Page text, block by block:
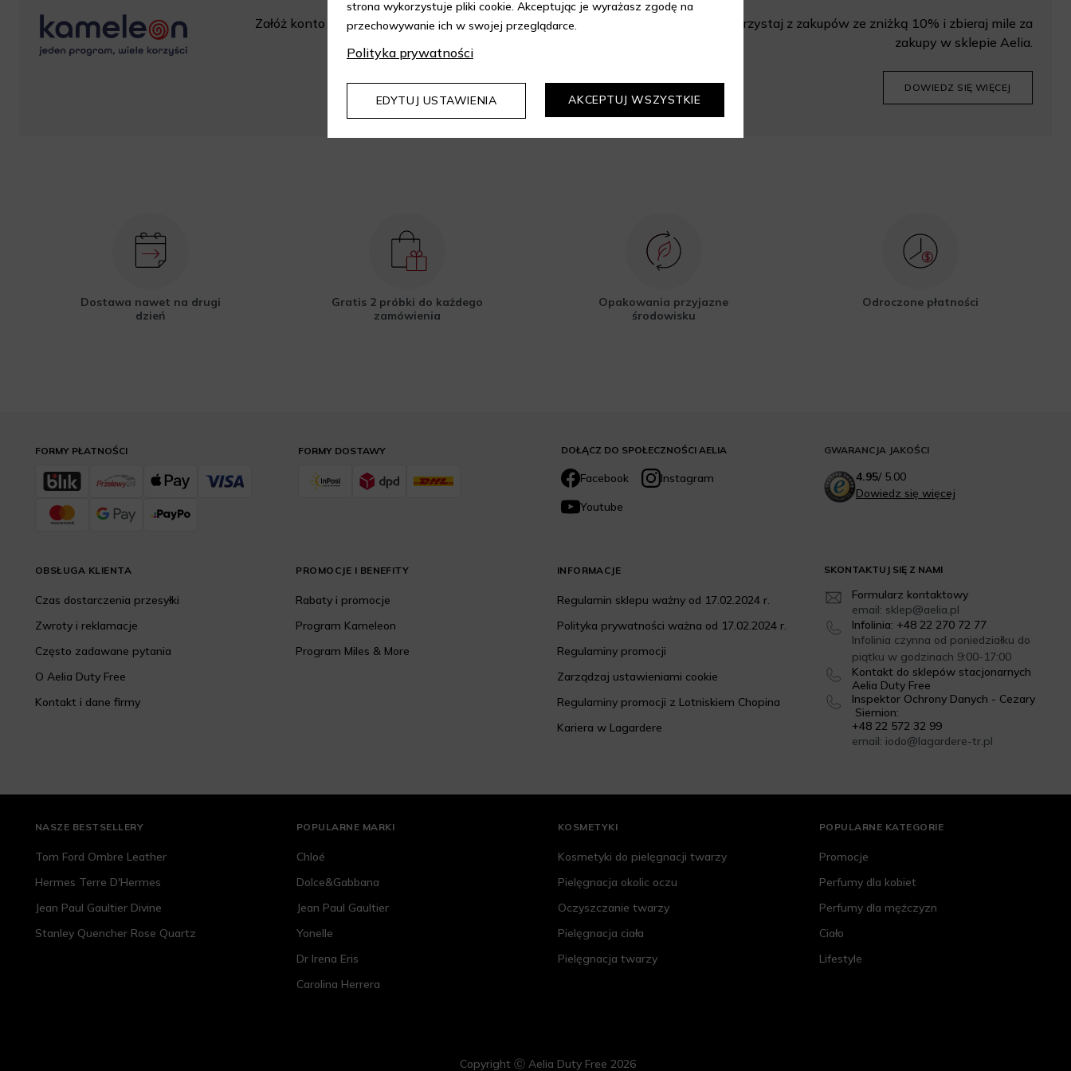
Załóż konto w sklepie Aelia i korzystaj z
DOWIEDZ SIĘ WIĘCEJ
Korzystaj z zakupów ze zniżką 10% i zbieraj mile za
zakupy w sklepie Aelia.
DOWIEDZ SIĘ WIĘCEJ
Dostawa nawet na drugi
dzień
Gratis 2 próbki do każdego
zamówienia
Opakowania przyjazne
środowisku
Odroczone płatności
DOŁĄCZ DO SPOŁECZNOŚCI AELIA
Facebook
Instagram
Youtube
SKONTAKTUJ SIĘ Z NAMI
Formularz kontaktowy
email: sklep@aelia.pl
Infolinia: +48 22 270 72 77
Infolinia czynna od poniedziałku do
piątku w godzinach 9:00-17:00
Kontakt do sklepów stacjonarnych
Aelia Duty Free
Inspektor Ochrony Danych - Cezary
Siemion:
+48 22 572 32 99
email: iodo@lagardere-tr.pl
FORMY DOSTAWY
FORMY PŁATNOŚCI
OBSŁUGA KLIENTA
Czas dostarczenia przesyłki
Zwroty i reklamacje
Często zadawane pytania
O Aelia Duty Free
Kontakt i dane firmy
PROMOCJE I BENEFITY
Rabaty i promocje
Program Kameleon
Program Miles & More
INFORMACJE
Regulamin sklepu ważny od 17.02.2024 r.
Polityka prywatności ważna od 17.02.2024 r.
Regulaminy promocji
Zarządzaj ustawieniami cookie
Regulaminy promocji z Lotniskiem Chopina
Kariera w Lagardere
GWARANCJA JAKOŚCI
4.95/5.00
Dowiedz się więcej
NASZE BESTSELLERY
Tom Ford Ombre Leather
Hermes Terre D'Hermes
Jean Paul Gaultier Divine
Stanley Quencher Rose Quartz
POPULARNE MARKI
Chloé
Dolce&Gabbana
Jean Paul Gaultier
Yonelle
Dr Irena Eris
Carolina Herrera
KOSMETYKI
Kosmetyki do pielęgnacji twarzy
Pielęgnacja okolic oczu
Oczyszczanie twarzy
Pielęgnacja ciała
Pielęgnacja twarzy
POPULARNE KATEGORIE
Promocje
Perfumy dla kobiet
Perfumy dla mężczyzn
Ciało
Lifestyle
Copyright Ⓒ Aelia Duty Free 2026
strona wykorzystuje pliki cookie. Akceptując je wyrażasz zgodę na
przechowywanie ich w swojej przeglądarce.
Polityka prywatności
EDYTUJ USTAWIENIA AKCEPTUJ WSZYSTKIE